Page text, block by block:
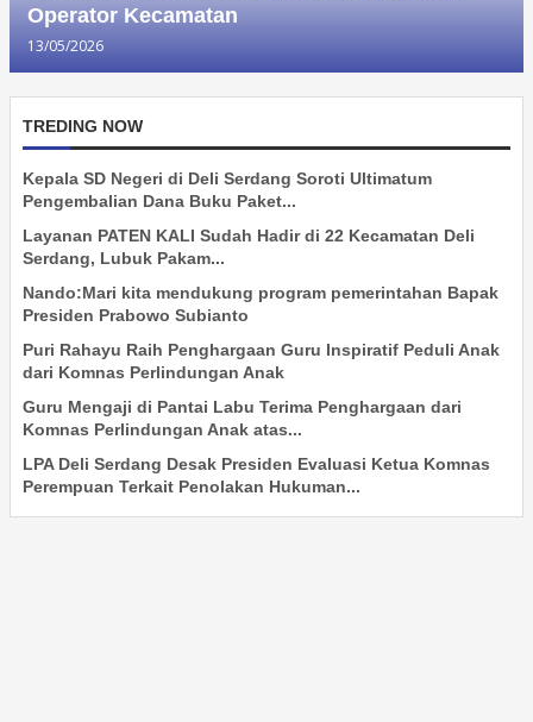
Operator Kecamatan
13/05/2026
TREDING NOW
Kepala SD Negeri di Deli Serdang Soroti Ultimatum
Pengembalian Dana Buku Paket...
Layanan PATEN KALI Sudah Hadir di 22 Kecamatan Deli
Serdang, Lubuk Pakam...
Nando:Mari kita mendukung program pemerintahan Bapak
Presiden Prabowo Subianto
Puri Rahayu Raih Penghargaan Guru Inspiratif Peduli Anak
dari Komnas Perlindungan Anak
Guru Mengaji di Pantai Labu Terima Penghargaan dari
Komnas Perlindungan Anak atas...
LPA Deli Serdang Desak Presiden Evaluasi Ketua Komnas
Perempuan Terkait Penolakan Hukuman...